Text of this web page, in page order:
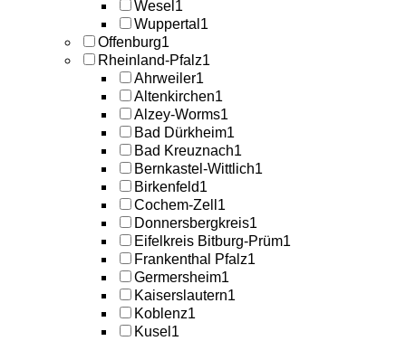
Wesel 1
Wuppertal 1
Offenburg1
Rheinland-Pfalz1
Ahrweiler1
Altenkirchen1
Alzey-Worms1
Bad Dürkheim1
Bad Kreuznach1
Bernkastel-Wittlich1
Birkenfeld1
Cochem-Zell 1
Donnersbergkreis1
Eifelkreis Bitburg-Prüm1
Frankenthal Pfalz1
Germersheim1
Kaiserslautern1
Koblenz1
Kusel 1